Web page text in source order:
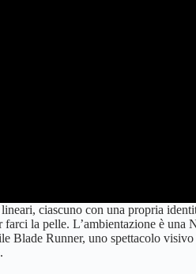
ciascuno con una propria
la pelle. L’ambientazione è
Blade Runner, uno spettacolo